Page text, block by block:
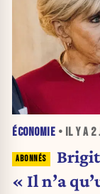
ÉCONOMIE • IL Y A 2
« Il n’a